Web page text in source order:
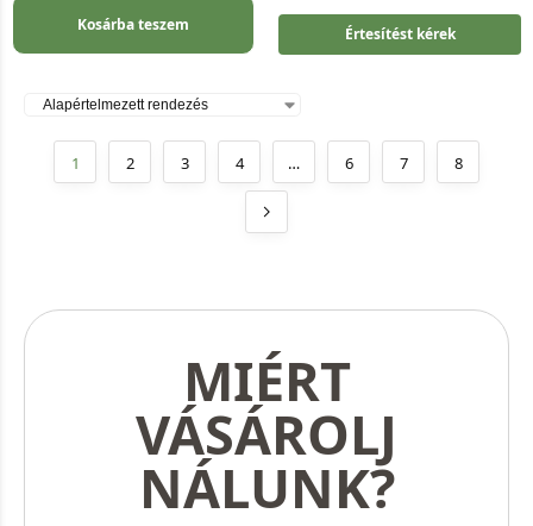
Kosárba teszem Értesítést kérek
1 2 3 4 … 6 7 8
MIÉRT
VÁSÁROLJ
NÁLUNK?